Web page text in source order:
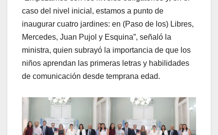
caso del nivel inicial, estamos a punto de
inaugurar cuatro jardines: en (Paso de los) Libres,
Mercedes, Juan Pujol y Esquina”, señaló la
ministra, quien subrayó la importancia de que los
niños aprendan las primeras letras y habilidades
de comunicación desde temprana edad.